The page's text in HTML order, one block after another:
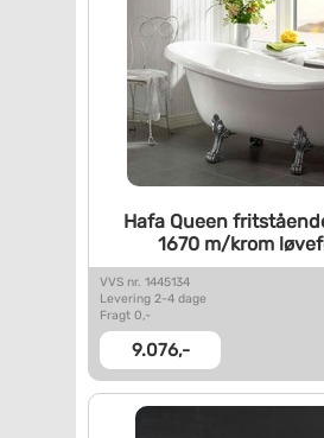
Hafa Queen
1670 m/krom
VVS nr. 1445134
Levering 2-4 dage
Fragt 0,-
9.076,-